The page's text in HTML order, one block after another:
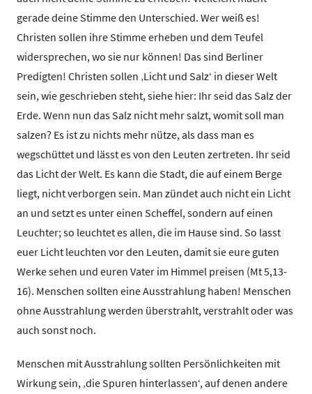
gerade deine Stimme den Unterschied. Wer weiß es!
Christen sollen ihre Stimme erheben und dem Teufel
widersprechen, wo sie nur können! Das sind Berliner
Predigten! Christen sollen ‚Licht und Salz‘ in dieser Welt
sein, wie geschrieben steht, siehe hier: Ihr seid das Salz der
Erde. Wenn nun das Salz nicht mehr salzt, womit soll man
salzen? Es ist zu nichts mehr nütze, als dass man es
wegschüttet und lässt es von den Leuten zertreten. Ihr seid
das Licht der Welt. Es kann die Stadt, die auf einem Berge
liegt, nicht verborgen sein. Man zündet auch nicht ein Licht
an und setzt es unter einen Scheffel, sondern auf einen
Leuchter; so leuchtet es allen, die im Hause sind. So lasst
euer Licht leuchten vor den Leuten, damit sie eure guten
Werke sehen und euren Vater im Himmel preisen (Mt 5,13-
16). Menschen sollten eine Ausstrahlung haben! Menschen
ohne Ausstrahlung werden überstrahlt, verstrahlt oder was
auch sonst noch.
Menschen mit Ausstrahlung sollten Persönlichkeiten mit
Wirkung sein, ‚die Spuren hinterlassen‘, auf denen andere